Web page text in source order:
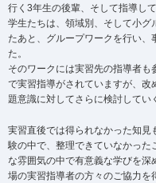
行く3年生の後輩、そして指導し
学生たちは、領域別、そして小グ
たあと、グループワークを行い、
た。
そのワークには実習先の指導者も
で実習指導がされていますが、改
題意識に対してさらに検討してい
実習直後では得られなかった知
験の中で、整理できていなかっ
な雰囲気の中で有意義な学びを
場の実習指導者の方々のご協力を